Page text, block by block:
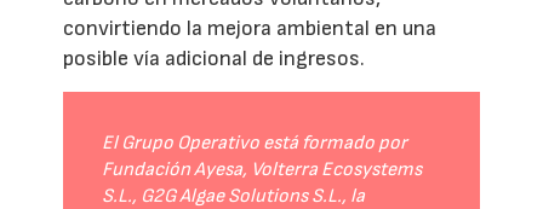
convirtiendo la mejora ambiental en una
posible vía adicional de ingresos.
El Grupo Operativo está formado por
Fundación Ayesa, Volterra Ecosystems
S.L., G2G Algae Solutions S.L., la